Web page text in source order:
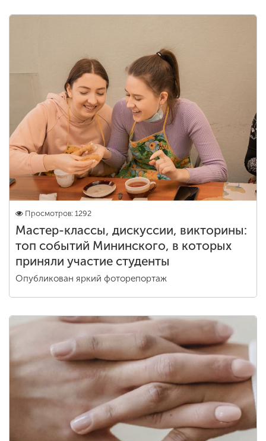
Просмотров: 1292
Мастер-классы, дискуссии, викторины:
топ событий Мининского, в которых
приняли участие студенты
Опубликован яркий фоторепортаж